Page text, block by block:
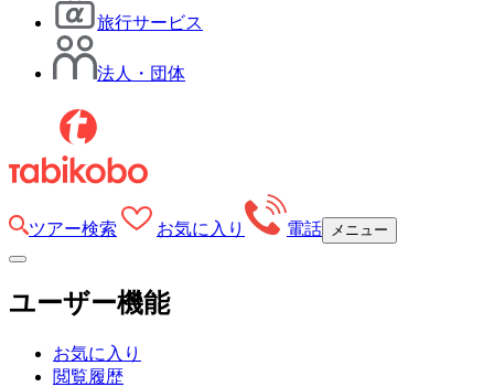
旅行サービス
法人・団体
ツアー検索 お気に入り 電話 メニュー
ユーザー機能
お気に入り
閲覧履歴